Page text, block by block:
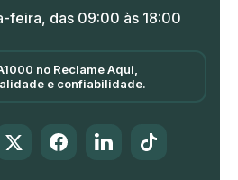
feira, das 09:00 às 18:00
no Reclame Aqui,
e confiabilidade.